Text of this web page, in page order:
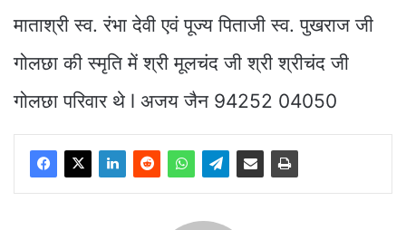
माताश्री स्व. रंभा देवी एवं पूज्य पिताजी स्व. पुखराज जी
गोलछा की स्मृति में श्री मूलचंद जी श्री श्रीचंद जी
गोलछा परिवार थे l अजय जैन 94252 04050